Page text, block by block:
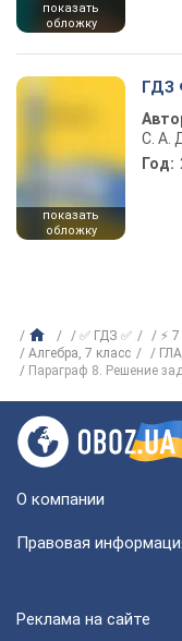
показать
обложку
показать
обложку
ГДЗ
С. А.
Год:
✅ ГДЗ ✅ ⚡
Алгебра, 7 класс
Параграф 8. Решение
О компании
Правовая
Реклама на сайте